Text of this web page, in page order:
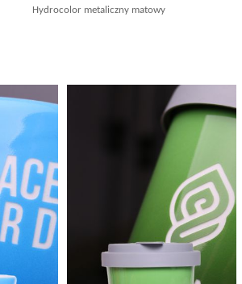
Hydrocolor metaliczny matowy